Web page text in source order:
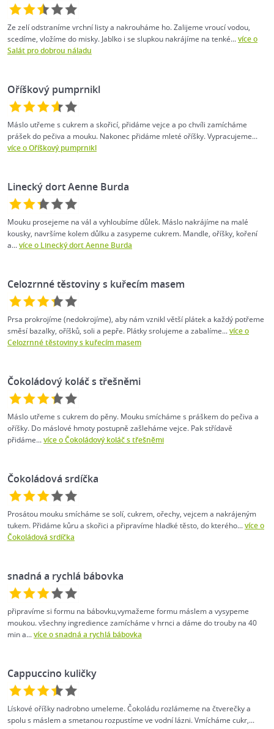
Ze zelí odstraníme vrchní listy a nakrouháme ho. Zalijeme vroucí vodou,
scedíme, vložíme do misky. Jablko i se slupkou nakrájíme na tenké...více o
Salát pro dobrou náladu
Oříškový pumprnikl
Máslo utřeme s cukrem a skořicí, přidáme vejce a po chvíli zamícháme
prášek do pečiva a mouku. Nakonec přidáme mleté oříšky. Vypracujeme...
více o Oříškový pumprnikl
Linecký dort Aenne Burda
Mouku prosejeme na vál a vyhloubíme důlek. Máslo nakrájíme na malé
kousky, navršíme kolem důlku a zasypeme cukrem. Mandle, oříšky, koření
a...více o Linecký dort Aenne Burda
Celozrnné těstoviny s kuřecím masem
Prsa prokrojíme (nedokrojíme), aby nám vznikl větší plátek a každý potřeme
směsí bazalky, oříšků, soli a pepře. Plátky srolujeme a zabalíme...více o
Celozrnné těstoviny s kuřecím masem
Čokoládový koláč s třešněmi
Máslo utřeme s cukrem do pěny. Mouku smícháme s práškem do pečiva a
oříšky. Do máslové hmoty postupně zašleháme vejce. Pak střídavě
přidáme...více o Čokoládový koláč s třešněmi
Čokoládová srdíčka
Prosátou mouku smícháme se solí, cukrem, ořechy, vejcem a nakrájeným
tukem. Přidáme kůru a skořici a připravíme hladké těsto, do kterého...více o
Čokoládová srdíčka
snadná a rychlá bábovka
připravíme si formu na bábovku,vymažeme formu máslem a vysypeme
moukou. všechny ingredience zamícháme v hrnci a dáme do trouby na 40
min a...více o snadná a rychlá bábovka
Cappuccino kuličky
Lískové oříšky nadrobno umeleme. Čokoládu rozlámeme na čtverečky a
spolu s máslem a smetanou rozpustíme ve vodní lázni. Vmícháme cukr,...